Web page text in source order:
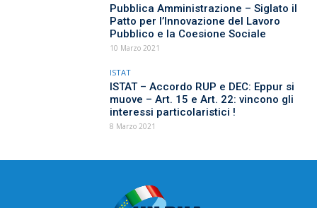
Pubblica Amministrazione – Siglato il
Patto per l’Innovazione del Lavoro
Pubblico e la Coesione Sociale
10 Marzo 2021
ISTAT
ISTAT – Accordo RUP e DEC: Eppur si
muove – Art. 15 e Art. 22: vincono gli
interessi particolaristici !
8 Marzo 2021